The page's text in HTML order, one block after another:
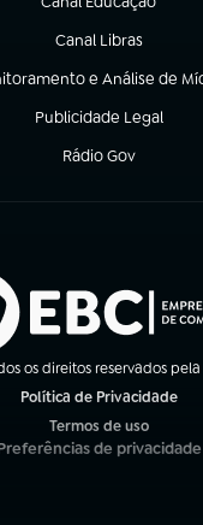
(abre em nova aba)
Canal Libras
(abre em nova aba)
e Análise de
em nova aba)
Publicidade Legal
(abre em nova aba)
Rádio Gov
(abre em nova aba)
os direitos reservados pela
Política de Privacidade
Termos de uso
(abre em nova aba)
de privacidade